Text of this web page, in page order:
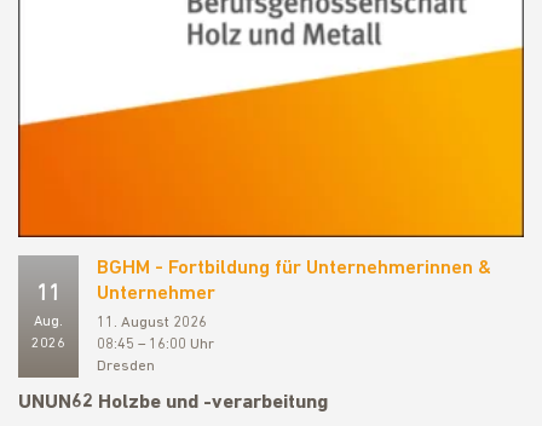
11
Aug.
2026
BGHM - Fortbildung für Unternehmerinnen &
Unternehmer
11. August 2026
08:45 – 16:00 Uhr
Dresden
UNUN62 Holzbe und -verarbeitung